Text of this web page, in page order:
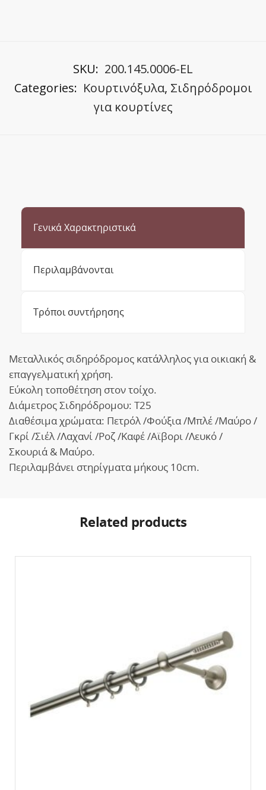
SKU: 200.145.0006-EL
Categories: Κουρτινόξυλα, Σιδηρόδρομοι
για κουρτίνες
Γενικά Χαρακτηριστικά
Περιλαμβάνονται
Τρόποι συντήρησης
Μεταλλικός σιδηρόδρομος κατάλληλος για οικιακή &
επαγγελματική χρήση.
Εύκολη τοποθέτηση στον τοίχο.
Διάμετρος Σιδηρόδρομου: Τ25
Διαθέσιμα χρώματα: Πετρόλ /Φούξια /Μπλέ /Μαύρο /
Γκρί /Σιέλ /Λαχανί /Ροζ /Καφέ /Αϊβορι /Λευκό /
Σκουριά & Μαύρο.
Περιλαμβάνει στηρίγματα μήκους 10cm.
Related products